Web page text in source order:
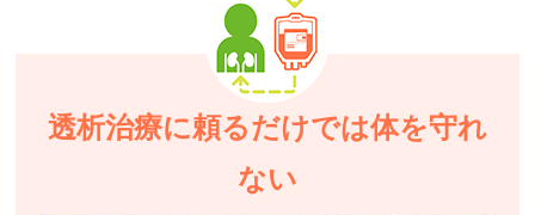
透析治療に頼るだけでは体を守れ
ない